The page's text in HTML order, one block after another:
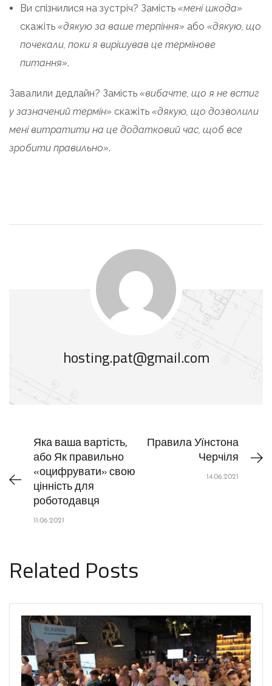
Ви спізнилися на зустріч? Замість «мені шкода»
скажіть «дякую за ваше терпіння» або «дякую, що
почекали, поки я вирішував це термінове
питання».
Завалили дедлайн? Замість «вибачте, що я не встиг
у зазначений термін» скажіть «дякую, що дозволили
мені витратити на це додатковий час, щоб все
зробити правильно».
hosting.pat@gmail.com
Яка ваша вартість,
або Як правильно
«оцифрувати» свою
цінність для
роботодавця
11.06.2021
Правила Уїнстона
Черчіля
14.06.2021
Related Posts